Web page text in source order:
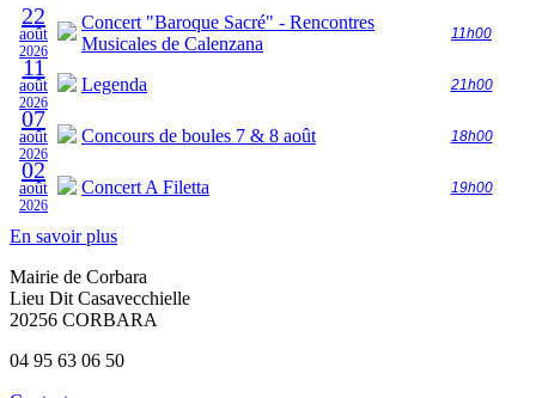
22
août
2026
Concert "Baroque Sacré" - Rencontres
Musicales de Calenzana
11h00
11
août
2026
Legenda 21h00
07
août
2026
Concours de boules 7 & 8 août 18h00
02
août
2026
Concert A Filetta 19h00
En savoir plus
Mairie de Corbara
Lieu Dit Casavecchielle
20256 CORBARA
04 95 63 06 50